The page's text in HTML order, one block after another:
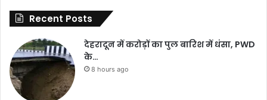
Recent Posts
देहरादून में करोड़ों का पुल बारिश में धंसा, PWD
के…
8 hours ago